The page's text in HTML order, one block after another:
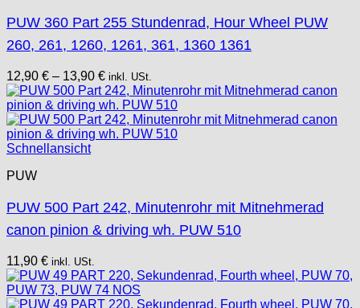
PUW 360 Part 255 Stundenrad, Hour Wheel PUW
260, 261, 1260, 1261, 361, 1360 1361
12,90 € – 13,90 € inkl. USt.
Schnellansicht
PUW
PUW 500 Part 242, Minutenrohr mit Mitnehmerad
canon pinion & driving wh. PUW 510
11,90 € inkl. USt.